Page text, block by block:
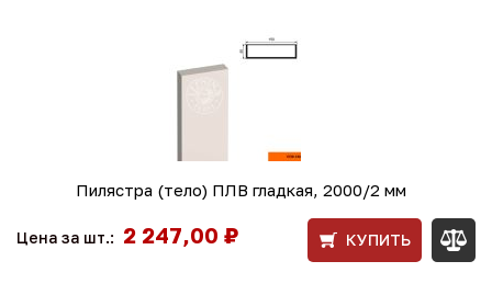
Пилястра (тело) ПЛВ гладкая, 2000/2 мм
Цена за шт.: 2 247,00 ₽ КУПИТЬ